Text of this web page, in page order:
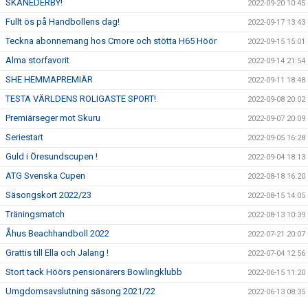
SKÅNEDERBY! 2022-09-20 10:45
Fullt ös på Handbollens dag! 2022-09-17 13:43
Teckna abonnemang hos Cmore och stötta H65 Höör 2022-09-15 15:01
Alma storfavorit 2022-09-14 21:54
SHE HEMMAPREMIÄR 2022-09-11 18:48
TESTA VÄRLDENS ROLIGASTE SPORT! 2022-09-08 20:02
Premiärseger mot Skuru 2022-09-07 20:09
Seriestart 2022-09-05 16:28
Guld i Öresundscupen ! 2022-09-04 18:13
ATG Svenska Cupen 2022-08-18 16:20
Säsongskort 2022/23 2022-08-15 14:05
Träningsmatch 2022-08-13 10:39
Åhus Beachhandboll 2022 2022-07-21 20:07
Grattis till Ella och Jalang ! 2022-07-04 12:56
Stort tack Höörs pensionärers Bowlingklubb 2022-06-15 11:20
Umgdomsavslutning säsong 2021/22 2022-06-13 08:35